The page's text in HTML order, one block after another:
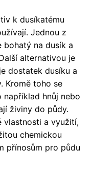
k dusíkatému
Jednou z
bohatý na dusík a
alternativou je
dostatek dusíku a
Kromě toho se
hnůj nebo
živiny do půdy.
vlastnosti a využití,
chemickou
přínosům pro půdu